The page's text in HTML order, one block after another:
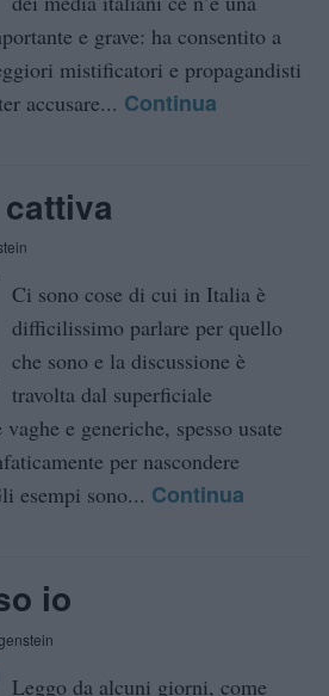
e grave: ha consentito a
mistificatori e propagandisti
accusare... Continua
Ci sono cose di cui in Italia è
difficilissimo parlare per quello
che sono e la discussione è
travolta dal superficiale
e generiche, spesso usate
per nascondere
esempi sono... Continua
io
Leggo da alcuni giorni, come